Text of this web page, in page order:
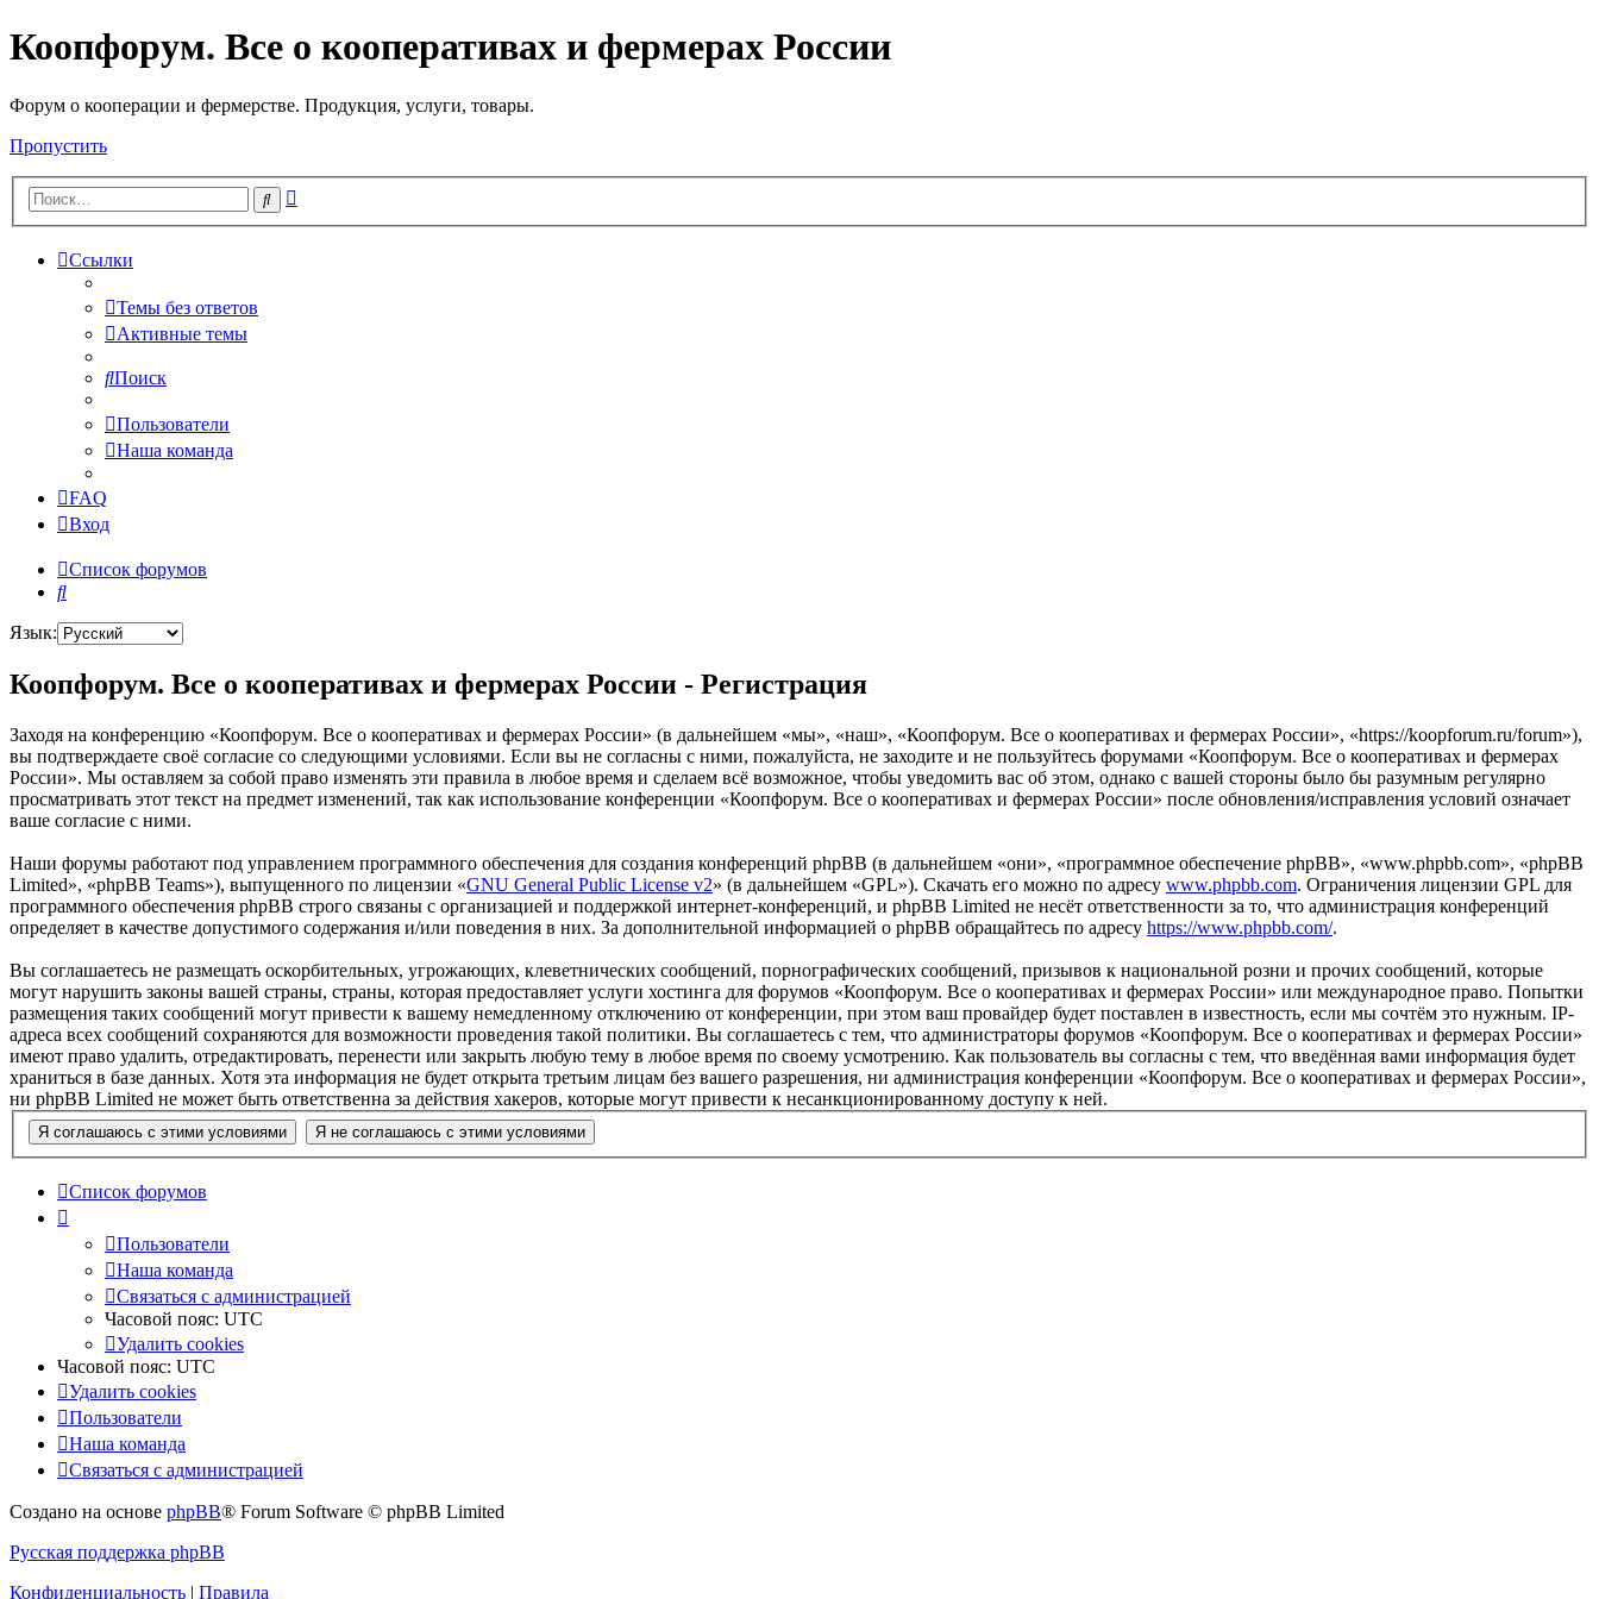
Коопфорум. Все о кооперативах и фермерах России
Форум о кооперации и фермерстве. Продукция, услуги, товары.
Пропустить
Поиск
Ссылки
Темы без ответов
Активные темы
Поиск
Пользователи
Наша команда
FAQ
Вход
Список форумов
Поиск
Язык:
Коопфорум. Все о кооперативах и фермерах России - Регистрация
Заходя на конференцию «Коопфорум. Все о кооперативах и фермерах России» (в дальнейшем «мы», «наш», «Коопфорум. Все о кооперативах и фермерах России», «https://koopforum.ru/forum»),
вы подтверждаете своё согласие со следующими условиями. Если вы не согласны с ними, пожалуйста, не заходите и не пользуйтесь форумами «Коопфорум. Все о кооперативах и фермерах
России». Мы оставляем за собой право изменять эти правила в любое время и сделаем всё возможное, чтобы уведомить вас об этом, однако с вашей стороны было бы разумным регулярно
просматривать этот текст на предмет изменений, так как использование конференции «Коопфорум. Все о кооперативах и фермерах России» после обновления/исправления условий означает
ваше согласие с ними.
Наши форумы работают под управлением программного обеспечения для создания конференций phpBB (в дальнейшем «они», «программное обеспечение phpBB», «www.phpbb.com», «phpBB
Limited», «phpBB Teams»), выпущенного по лицензии «GNU General Public License v2» (в дальнейшем «GPL»). Скачать его можно по адресу www.phpbb.com. Ограничения лицензии GPL для
программного обеспечения phpBB строго связаны с организацией и поддержкой интернет-конференций, и phpBB Limited не несёт ответственности за то, что администрация конференций
определяет в качестве допустимого содержания и/или поведения в них. За дополнительной информацией о phpBB обращайтесь по адресу https://www.phpbb.com/.
Вы соглашаетесь не размещать оскорбительных, угрожающих, клеветнических сообщений, порнографических сообщений, призывов к национальной розни и прочих сообщений, которые
могут нарушить законы вашей страны, страны, которая предоставляет услуги хостинга для форумов «Коопфорум. Все о кооперативах и фермерах России» или международное право. Попытки
размещения таких сообщений могут привести к вашему немедленному отключению от конференции, при этом ваш провайдер будет поставлен в известность, если мы сочтём это нужным. IP-
адреса всех сообщений сохраняются для возможности проведения такой политики. Вы соглашаетесь с тем, что администраторы форумов «Коопфорум. Все о кооперативах и фермерах России»
имеют право удалить, отредактировать, перенести или закрыть любую тему в любое время по своему усмотрению. Как пользователь вы согласны с тем, что введённая вами информация будет
храниться в базе данных. Хотя эта информация не будет открыта третьим лицам без вашего разрешения, ни администрация конференции «Коопфорум. Все о кооперативах и фермерах России»,
ни phpBB Limited не может быть ответственна за действия хакеров, которые могут привести к несанкционированному доступу к ней.
Список форумов
Пользователи
Наша команда
Связаться с администрацией
Часовой пояс: UTC
Удалить cookies
Часовой пояс: UTC
Удалить cookies
Пользователи
Наша команда
Связаться с администрацией
Создано на основе phpBB® Forum Software © phpBB Limited
Русская поддержка phpBB
Конфиденциальность | Правила